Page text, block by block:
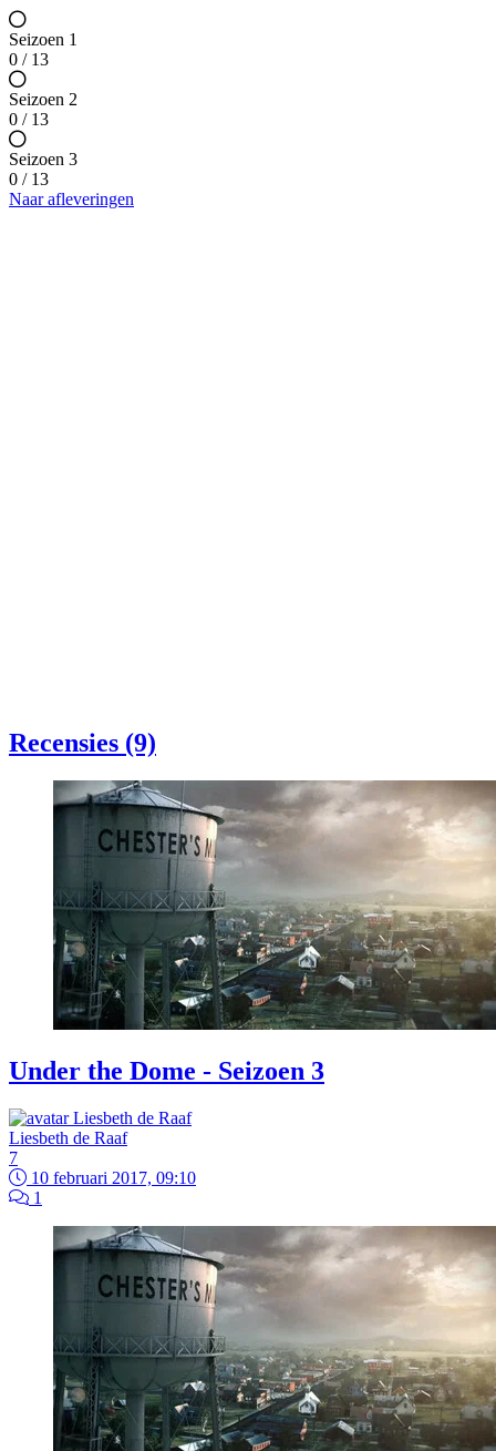
Seizoen 1
0 / 13
Seizoen 2
0 / 13
Seizoen 3
0 / 13
Naar afleveringen
Recensies (9)
Under the Dome - Seizoen 3
Liesbeth de Raaf
7
10 februari 2017, 09:10
1